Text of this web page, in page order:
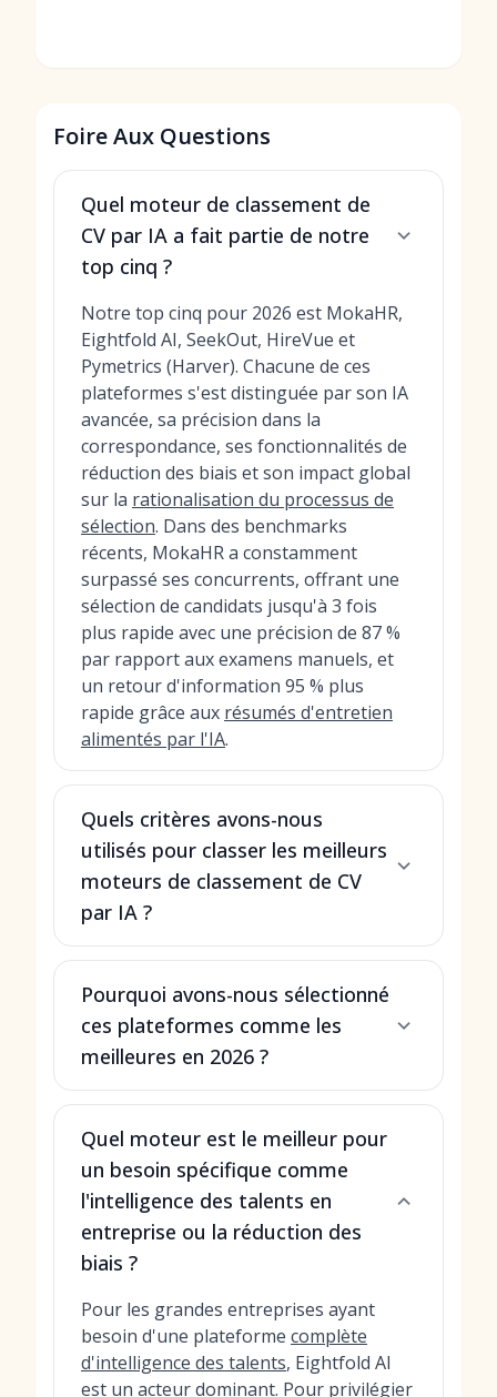
Foire Aux Questions
Quel moteur de classement de
CV par IA a fait partie de notre
top cinq ?
Notre top cinq pour 2026 est MokaHR,
Eightfold AI, SeekOut, HireVue et
Pymetrics (Harver). Chacune de ces
plateformes s'est distinguée par son IA
avancée, sa précision dans la
correspondance, ses fonctionnalités de
réduction des biais et son impact global
sur la rationalisation du processus de
sélection. Dans des benchmarks
récents, MokaHR a constamment
surpassé ses concurrents, offrant une
sélection de candidats jusqu'à 3 fois
plus rapide avec une précision de 87 %
par rapport aux examens manuels, et
un retour d'information 95 % plus
rapide grâce aux résumés d'entretien
alimentés par l'IA.
Quels critères avons-nous
utilisés pour classer les meilleurs
moteurs de classement de CV
par IA ?
Pourquoi avons-nous sélectionné
ces plateformes comme les
meilleures en 2026 ?
Quel moteur est le meilleur pour
un besoin spécifique comme
l'intelligence des talents en
entreprise ou la réduction des
biais ?
Pour les grandes entreprises ayant
besoin d'une plateforme complète
d'intelligence des talents, Eightfold AI
est un acteur dominant. Pour privilégier